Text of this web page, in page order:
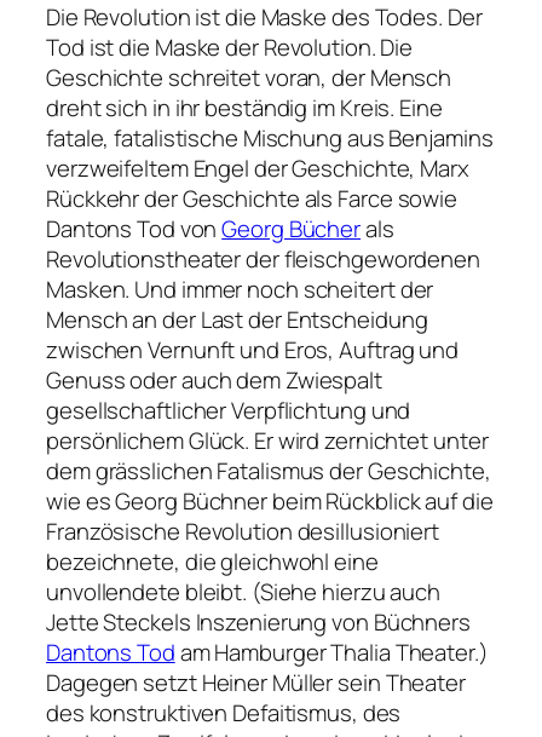
Die Revolution ist die Maske des Todes. Der
Tod ist die Maske der Revolution. Die
Geschichte schreitet voran, der Mensch
dreht sich in ihr beständig im Kreis. Eine
fatale, fatalistische Mischung aus Benjamins
verzweifeltem Engel der Geschichte, Marx
Rückkehr der Geschichte als Farce sowie
Dantons Tod vonGeorg Bücherals
Revolutionstheater der fleischgewordenen
Masken. Und immer noch scheitert der
Mensch an der Last der Entscheidung
zwischen Vernunft und Eros, Auftrag und
Genuss oder auch dem Zwiespalt
gesellschaftlicher Verpflichtung und
persönlichem Glück. Er wird zernichtet unter
dem grässlichen Fatalismus der Geschichte,
wie es Georg Büchner beim Rückblick auf die
Französische Revolution desillusioniert
bezeichnete, die gleichwohl eine
unvollendete bleibt. (Siehe hierzu auch
Jette Steckels Inszenierung von Büchners
Dantons Todam Hamburger Thalia Theater.)
Dagegen setzt Heiner Müller sein Theater
des konstruktiven Defaitismus, des